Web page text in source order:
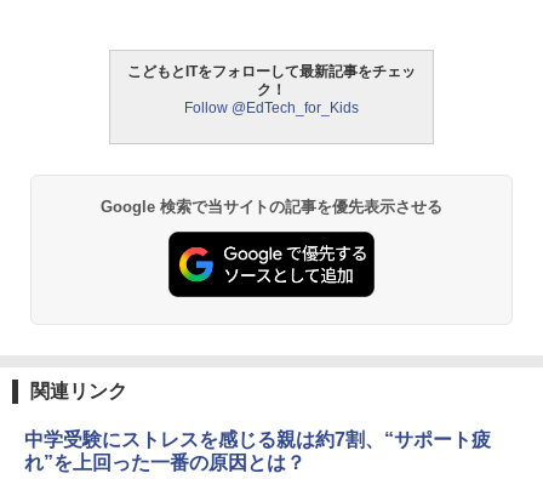
モルカ: 原子・分子に強くなるカードゲ
ーム
物理実験モデル楽器電磁気教材を教える
ダルトンボード/ゴルトンボード物理学、
エンジニアリングキット小さなカート -
クリエイティブトイビルド、シンプルな
こどもとITをフォローして最新記事をチェッ
ク！
Follow @EdTech_for_Kids
Google 検索で当サイトの記事を優先表示させる
関連リンク
中学受験にストレスを感じる親は約7割、“サポート疲
れ”を上回った一番の原因とは？